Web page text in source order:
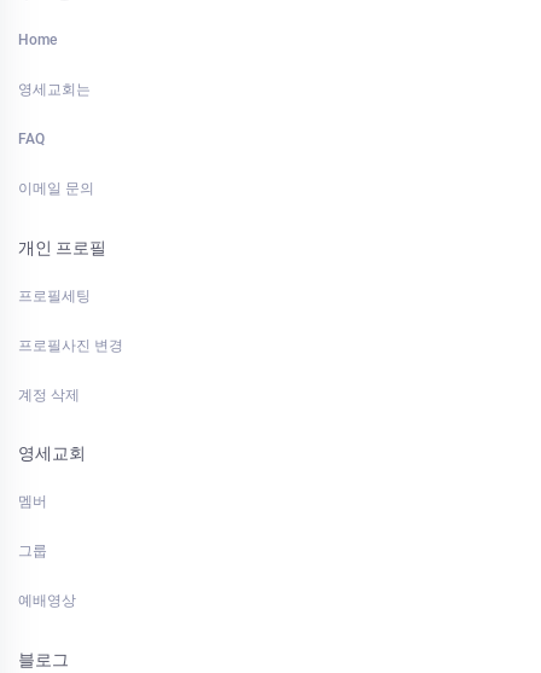
Home
영세교회는
FAQ
이메일 문의
개인 프로필
프로필세팅
프로필사진 변경
계정 삭제
영세교회
멤버
그룹
예배영상
블로그